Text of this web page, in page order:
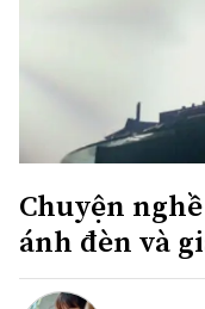
Chuyện
ánh đèn và